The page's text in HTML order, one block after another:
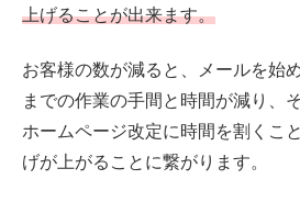
上げることが出来ます。
お客様の数が減ると、メールを始
までの作業の手間と時間が減り、
ホームページ改定に時間を割くこ
げが上がることに繋がります。